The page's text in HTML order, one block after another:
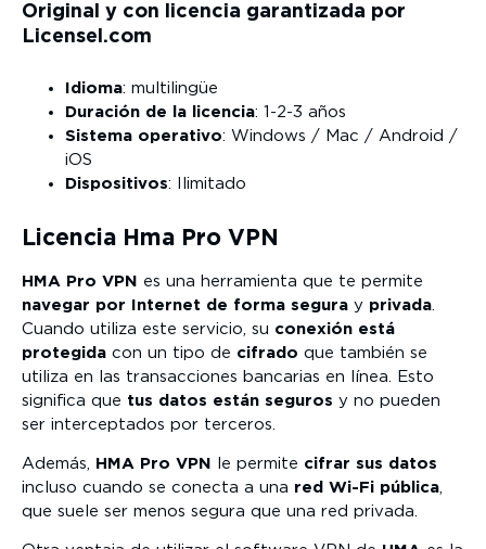
Original y con licencia garantizada por
Licensel.com
Idioma: multilingüe
Duración de la licencia: 1-2-3 años
Sistema operativo: Windows / Mac / Android /
iOS
Dispositivos: Ilimitado
Licencia Hma Pro VPN
HMA Pro VPN es una herramienta que te permite
navegar por Internet de forma segura y privada
Cuando utiliza este servicio, su conexión está
protegida con un tipo de cifrado que también se
utiliza en las transacciones bancarias en línea. Esto
significa que tus datos están seguros y no pueden
ser interceptados por terceros.
Además, HMA Pro VPN le permite cifrar sus datos
incluso cuando se conecta a una red Wi-Fi pública
que suele ser menos segura que una red privada.